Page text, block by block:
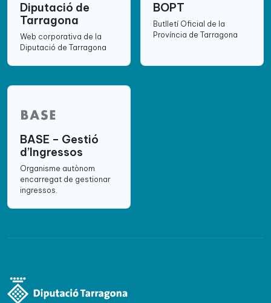
Diputació de
Tarragona
Web corporativa de la
Diputació de Tarragona
BOPT
Butlletí Oficial de la
Província de Tarragona
BASE – Gestió
d’Ingressos
Organisme autònom
encarregat de gestionar
ingressos.